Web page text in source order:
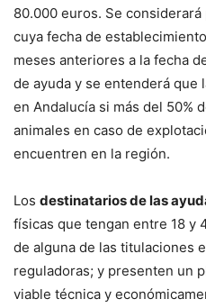
80.000 euros. Se
cuya fecha de
meses anteriores a la fecha
de ayuda y se entenderá que
en Andalucía si más del 50%
animales en caso de
encuentren en la región.
Los destinatarios de las
físicas que tengan entre 18 y
de alguna de las titulaciones
reguladoras; y presenten un
viable técnica y